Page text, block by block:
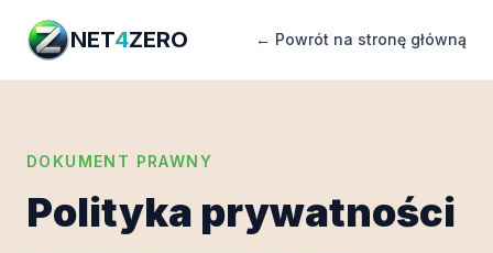
NET4ZERO ← Powrót na stronę główną
DOKUMENT PRAWNY
Polityka prywatności